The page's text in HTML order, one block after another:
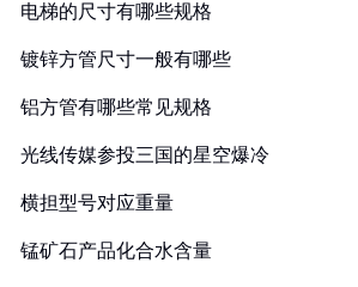
电梯的尺寸有哪些规格
镀锌方管尺寸一般有哪些
铝方管有哪些常见规格
光线传媒参投三国的星空爆冷
横担型号对应重量
锰矿石产品化合水含量